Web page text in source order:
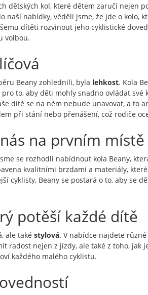
dětských kol, které dětem zaručí nejen
naší nabídky, věděli jsme, že jde o kolo,
dítěti rozvinout jeho cyklistické
volbou.
Beany zohlednili, byla lehkost. Kola
to, aby děti mohly snadno ovládat své
dítě se na něm nebude unavovat, a to
při stání nebo přenášení, což rodiče
na prvním místě
se rozhodli nabídnout kola Beany,
kvalitními brzdami a materiály,
cyklisty, Beany se postará o to, aby se
potěší každé dítě
ale také stylová. V nabídce najdete
radost nejen z jízdy, ale také z toho, jak
každého malého cyklistu.